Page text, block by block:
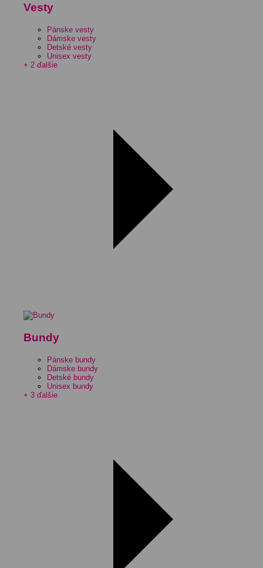
Vesty
Pánske vesty
Dámske vesty
Detské vesty
Unisex vesty
+ 2 ďalšie
Bundy
Pánske bundy
Dámske bundy
Detské bundy
Unisex bundy
+ 3 ďalšie